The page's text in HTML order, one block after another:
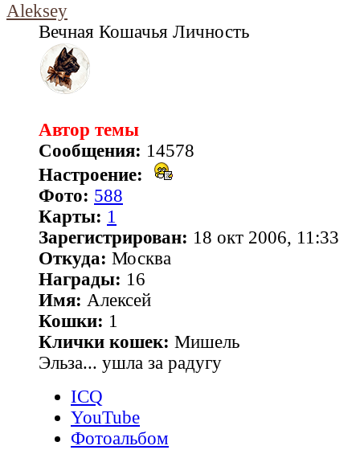
Aleksey
Вечная Кошачья Личность
Автор темы
Сообщения: 14578
Настроение:
Фото: 588
Карты: 1
Зарегистрирован: 18 окт 2006, 11:33
Откуда: Москва
Награды: 16
Имя: Алексей
Кошки: 1
Клички кошек: Мишель
Эльза... ушла за радугу
ICQ
YouTube
Фотоальбом